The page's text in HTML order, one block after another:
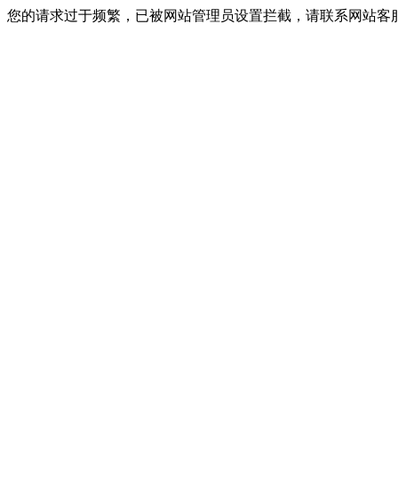
您的请求过于频繁，已被网站管理员设置拦截，请联系网站客